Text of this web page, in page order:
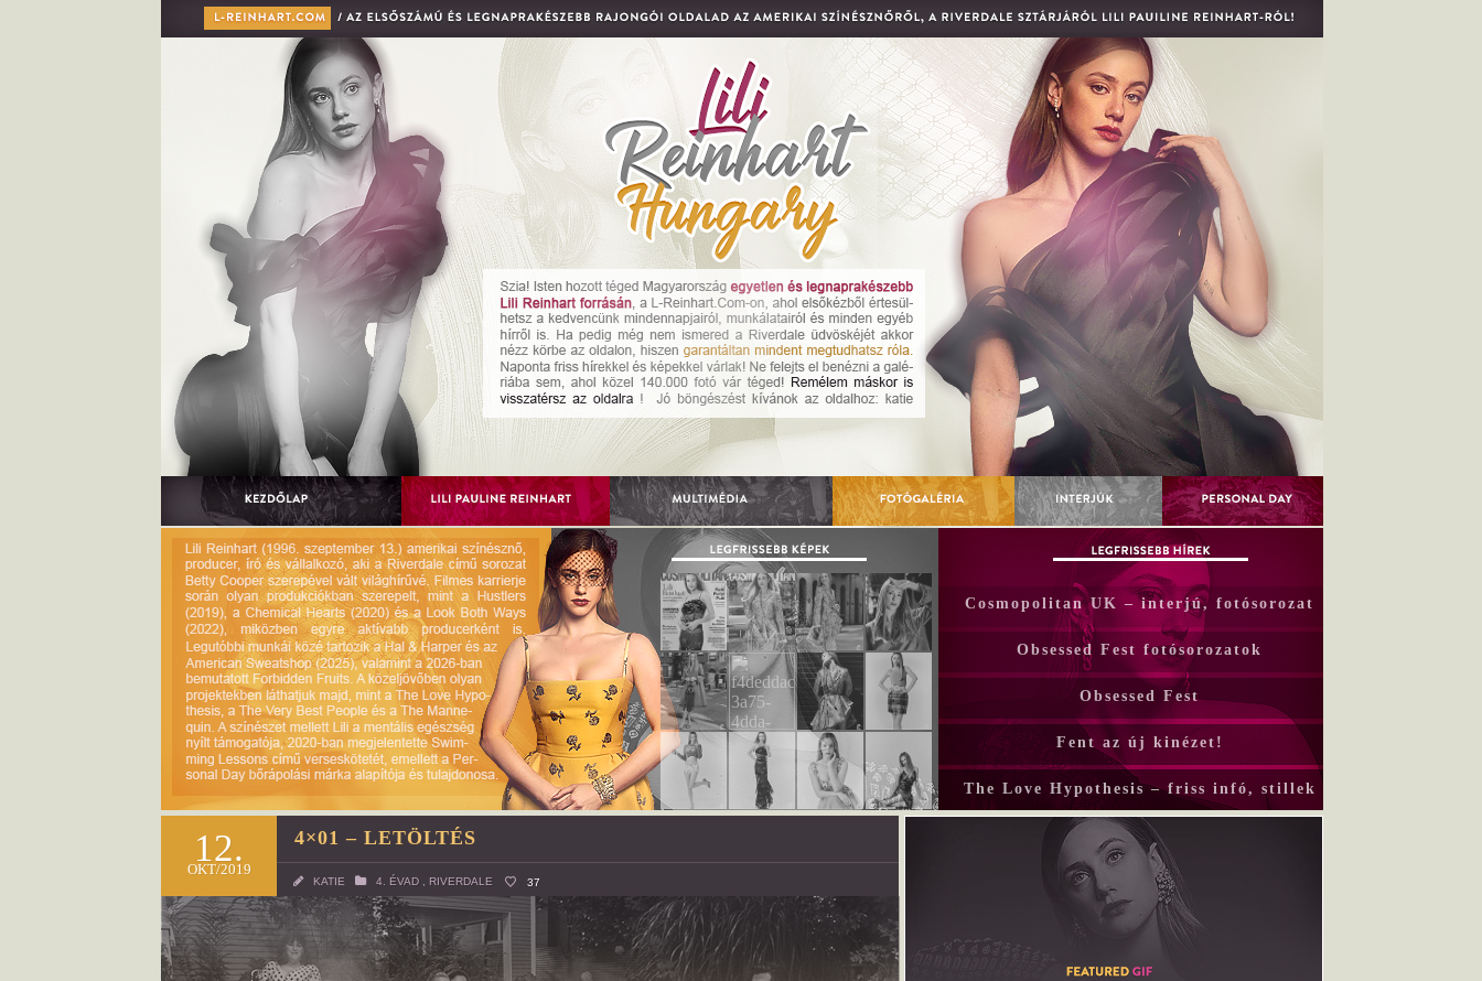
Cosmopolitan UK – interjú, fotósorozat
Obsessed Fest fotósorozatok
Obsessed Fest
Fent az új kinézet!
The Love Hypothesis – friss infó, stillek
12.
OKT/2019
4×01 – LETÖLTÉS
KATIE 4. ÉVAD RIVERDALE 37